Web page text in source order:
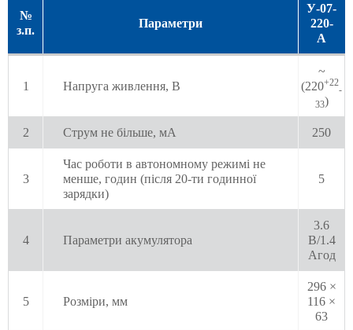
№
з.п.
Параметри
У-07-
220-
А
1 Напруга живлення, В
~
(220+22
-
33)
2 Струм не більше, мА 250
3
Час роботи в автономному режимі не
менше, годин (після 20-ти годинної
зарядки)
5
4 Параметри акумулятора
3.6
В/1.4
Агод
5 Розміри, мм
296 ×
116 ×
63